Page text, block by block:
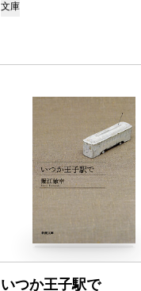
文庫
いつか王子駅で